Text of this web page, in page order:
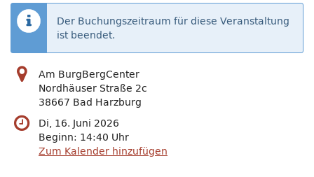
Der Buchungszeitraum für diese Veranstaltung
ist beendet.
Am BurgBergCenter
Nordhäuser Straße 2c
38667 Bad Harzburg
Di, 16. Juni 2026
Beginn: 14:40 Uhr
Zum Kalender hinzufügen